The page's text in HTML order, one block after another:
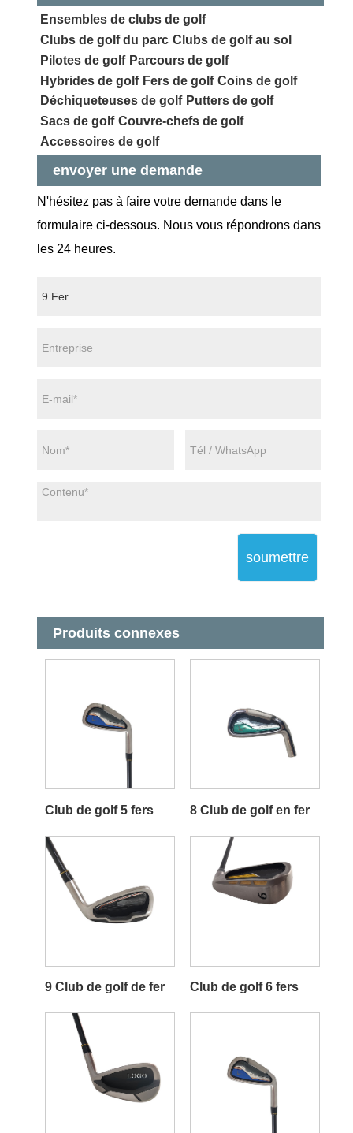
Ensembles de clubs de golf
Clubs de golf du parc Clubs de golf au sol
Pilotes de golf Parcours de golf
Hybrides de golf Fers de golf Coins de golf
Déchiqueteuses de golf Putters de golf
Sacs de golf Couvre-chefs de golf
Accessoires de golf
envoyer une demande
N'hésitez pas à faire votre demande dans le
formulaire ci-dessous. Nous vous répondrons dans
les 24 heures.
soumettre
Produits connexes
Club de golf 5 fers 8 Club de golf en fer
9 Club de golf de fer Club de golf 6 fers